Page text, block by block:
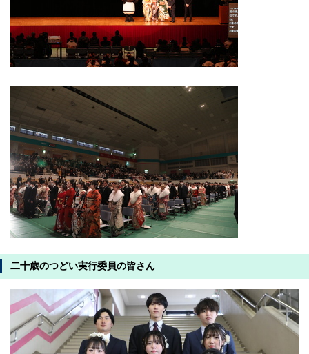
二十歳のつどい実行委員の皆さん